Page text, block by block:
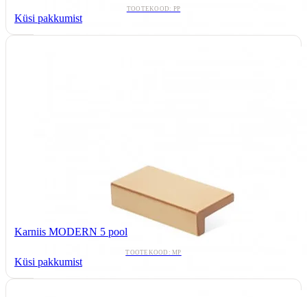
TOOTEKOOD: PP
Küsi pakkumist
Karniis MODERN 5 pool
TOOTEKOOD: MP
Küsi pakkumist